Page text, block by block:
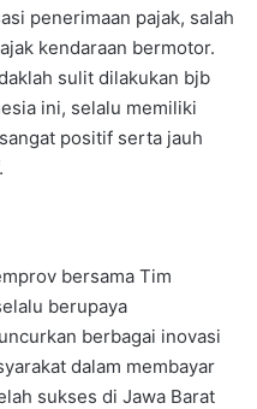
penerimaan pajak, salah
kendaraan bermotor.
sulit dilakukan bjb
ini, selalu memiliki
positif serta jauh
bersama Tim
berupaya
berbagai inovasi
dalam membayar
sukses di Jawa Barat